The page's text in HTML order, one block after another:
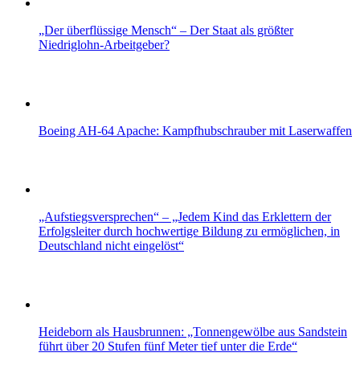
„Der überflüssige Mensch“ – Der Staat als größter
Niedriglohn-Arbeitgeber?
Boeing AH-64 Apache: Kampfhubschrauber mit Laserwaffen
„Aufstiegsversprechen“ – „Jedem Kind das Erklettern der
Erfolgsleiter durch hochwertige Bildung zu ermöglichen, in
Deutschland nicht eingelöst“
Heideborn als Hausbrunnen: „Tonnengewölbe aus Sandstein
führt über 20 Stufen fünf Meter tief unter die Erde“